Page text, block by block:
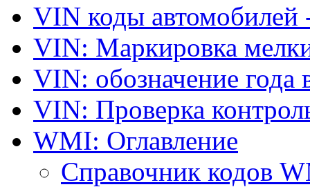
VIN коды автомобилей
VIN: Маркировка
VIN: обозначение года
VIN: Проверка
WMI: Оглавление
Справочник кодов